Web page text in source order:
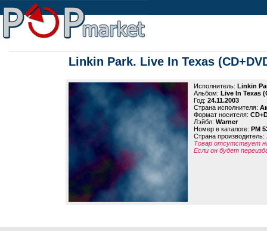
Linkin Park. Live In Texas
Исполнитель: Linkin
Альбом: Live In Texas
Год: 24.11.2003
Страна исполнителя:
Формат носителя:
Лэйбл: Warner
Номер в каталоге: PM
Страна производитель:
Товар отсутствует
Если он будет